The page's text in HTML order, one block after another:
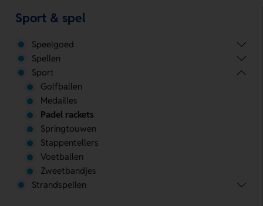
Sport & spel
Speelgoed
Spellen
Sport
Golfballen
Medailles
Padel rackets
Springtouwen
Stappentellers
Voetballen
Zweetbandjes
Strandspellen